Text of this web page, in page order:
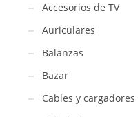
Accesorios de TV
Auriculares
Balanzas
Bazar
Cables y cargadores